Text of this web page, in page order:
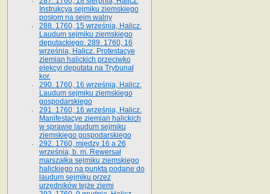
Instrukcya sejmiku ziemskiego
posłom na sejm walny
288. 1760, 15 września, Halicz.
Laudum sejmiku ziemskiego
deputackiego. 289. 1760, 16
września, Halicz. Protestacye
ziemian halickich przeciwko
elekcyi deputata na Trybunał
kor.
290. 1760, 16 września, Halicz.
Laudum sejmiku ziemskiego
gospodarskiego
291. 1760, 16 września, Halicz.
Manifestacye ziemian halickich
w sprawie laudum sejmiku
ziemskiego gospodarskiego
292. 1760, między 16 a 26
września, b. m. Rewersał
marszałka sejmiku ziemskiego
halickiego na punkta podane do
laudum sejmiku przez
urzędników tejże ziemi